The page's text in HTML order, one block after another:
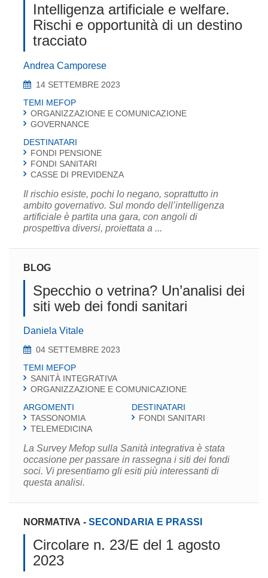
Intelligenza artificiale e welfare.
Rischi e opportunità di un destino
tracciato
Andrea Camporese
14 SETTEMBRE 2023
TEMI MEFOP
ORGANIZZAZIONE E COMUNICAZIONE
GOVERNANCE
DESTINATARI
FONDI PENSIONE
FONDI SANITARI
CASSE DI PREVIDENZA
Il rischio esiste, pochi lo negano, soprattutto in
ambito governativo. Sul mondo dell’intelligenza
artificiale è partita una gara, con angoli di
prospettiva diversi, proiettata a ...
BLOG
Specchio o vetrina? Un’analisi dei
siti web dei fondi sanitari
Daniela Vitale
04 SETTEMBRE 2023
TEMI MEFOP
SANITÀ INTEGRATIVA
ORGANIZZAZIONE E COMUNICAZIONE
ARGOMENTI
TASSONOMIA
TELEMEDICINA
DESTINATARI
FONDI SANITARI
La Survey Mefop sulla Sanità integrativa è stata
occasione per passare in rassegna i siti dei fondi
soci. Vi presentiamo gli esiti più interessanti di
questa analisi.
NORMATIVA - SECONDARIA E PRASSI
Circolare n. 23/E del 1 agosto
2023